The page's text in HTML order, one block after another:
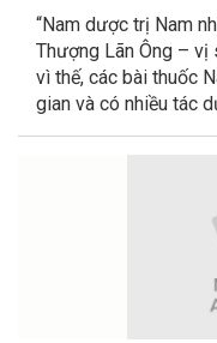
“Nam dược trị Nam
Thượng Lãn Ông – vị
vì thế, các bài thuốc
gian và có nhiều tác